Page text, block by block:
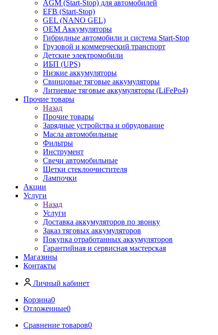
AGM (Start-Stop) для автомобилей
EFB (Start-Stop)
GEL (NANO GEL)
OEM Аккумуляторы
Гибридные автомобили и система Start-Stop
Грузовой и коммерческий транспорт
Детские электромобили
ИБП (UPS)
Низкие аккумуляторы
Свинцовые тяговые аккумуляторы
Литиевые тяговые аккумуляторы (LiFePo4)
Прочие товары
Назад
Прочие товары
Зарядные устройства и обрудование
Масла автомобильные
Фильтры
Инструмент
Свечи автомобильные
Щетки стеклоочистителя
Лампочки
Акции
Услуги
Назад
Услуги
Доставка аккумуляторов по звонку
Заказ тяговых аккумуляторов
Покупка отработанных аккумуляторов
Гарантийная и сервисная мастерская
Магазины
Контакты
Личный кабинет
Корзина0
Отложенные0
Сравнение товаров0